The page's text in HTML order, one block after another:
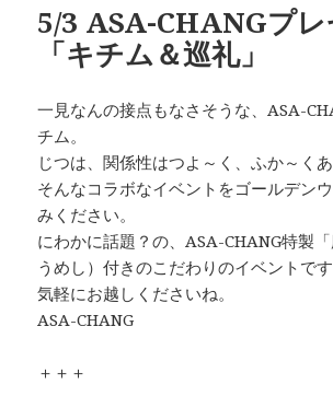
5/3 ASA-CHANGプレ
「キチム＆巡礼」
一見なんの接点もなさそうな、ASA-
チム。
じつは、関係性はつよ～く、ふか～くあ
そんなコラボなイベントをゴールデン
みください。
にわかに話題？の、ASA-CHANG特製
うめし）付きのこだわりのイベントです
気軽にお越しくださいね。
ASA-CHANG
＋＋＋